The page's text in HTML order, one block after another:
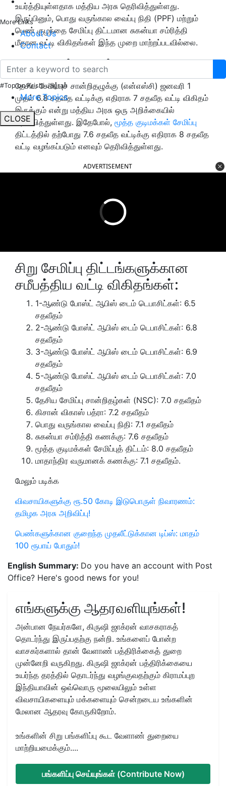
More Links
About Us
Contact
#Top on Krishi Jagran
More Topics
CLOSE
உயர்த்தியுள்ளதாக மத்திய அரசு தெரிவித்துள்ளது.
இருப்பினும், பொது வருங்கால வைப்பு நிதி (PPF) மற்றும்
பெண் குழந்தை சேமிப்பு திட்டமான சுகன்யா சம்ரித்தி
மீதான வட்டி விகிதங்கள் இந்த முறை மாற்றப்படவில்லை.
புதிய வட்டி உயர்வு
தேசிய சேமிப்புச் சான்றிதழுக்கு (என்எஸ்சி) ஜனவரி 1
முதல் 6.8 சதவீத வட்டிக்கு எதிராக 7 சதவீத வட்டி விகிதம்
இருக்கும் என்று மத்திய அரசு ஒரு அறிக்கையில்
தெரிவித்துள்ளது. இதேபோல், மூத்த குடிமக்கள் சேமிப்பு
திட்டத்தில் தற்போது 7.6 சதவீத வட்டிக்கு எதிராக 8 சதவீத
வட்டி வழங்கப்படும் எனவும் தெரிவித்துள்ளது.
ADVERTISEMENT
சிறு சேமிப்பு திட்டங்களுக்கான
சமீபத்திய வட்டி விகிதங்கள்:
1-ஆண்டு போஸ்ட் ஆபிஸ் டைம் டெபாசிட்கள்: 6.5
சதவீதம்
2-ஆண்டு போஸ்ட் ஆபிஸ் டைம் டெபாசிட்கள்: 6.8
சதவீதம்
3-ஆண்டு போஸ்ட் ஆபிஸ் டைம் டெபாசிட்கள்: 6.9
சதவீதம்
5-ஆண்டு போஸ்ட் ஆபிஸ் டைம் டெபாசிட்கள்: 7.0
சதவீதம்
தேசிய சேமிப்பு சான்றிதழ்கள் (NSC): 7.0 சதவீதம்
கிசான் விகாஸ் பத்ரா: 7.2 சதவீதம்
பொது வருங்கால வைப்பு நிதி: 7.1 சதவீதம்
சுகன்யா சம்ரித்தி கணக்கு: 7.6 சதவீதம்
மூத்த குடிமக்கள் சேமிப்புத் திட்டம்: 8.0 சதவீதம்
மாதாந்திர வருமானக் கணக்கு: 7.1 சதவீதம்.
மேலும் படிக்க
விவசாயிகளுக்கு ரூ.50 கோடி இடுபொருள் நிவாரணம்:
தமிழக அரசு அறிவிப்பு!
பெண்களுக்கான குறைந்த முதலீட்டுக்கான டிப்ஸ்: மாதம்
100 ரூபாய் போதும்!
English Summary: Do you have an account with Post
Office? Here's good news for you!
எங்களுக்கு ஆதரவளியுங்கள்!
அன்பான நேயர்களே, கிருஷி ஜாக்ரன் வாசகராகத்
தொடர்ந்து இருப்பதற்கு நன்றி. உங்களைப் போன்ற
வாசகர்களால் தான் வேளாண் பத்திரிக்கைத் துறை
முன்னேறி வருகிறது. கிருஷி ஜாக்ரன் பத்திரிக்கையை
உயர்ந்த தரத்தில் தொடர்ந்து வழங்குவதற்கும் கிராமப்புற
இந்தியாவின் ஒவ்வொரு மூலையிலும் உள்ள
விவசாயிகளையும் மக்களையும் சென்றடைய உங்களின்
மேலான ஆதரவு கோருகிறோம்.
உங்களின் சிறு பங்களிப்பு கூட வேளாண் துறையை
மாற்றியமைக்கும்....
பங்களிப்பு செய்யுங்கள் (Contribute Now)